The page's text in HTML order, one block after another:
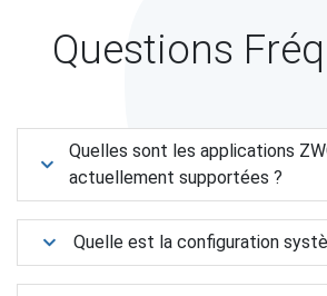
Questions
Quelles sont les applications
actuellement supportées ?
Quelle est la configuration